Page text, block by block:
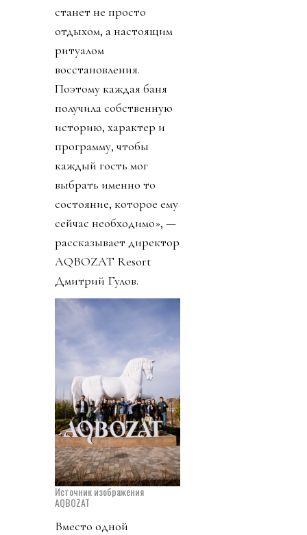
станет не просто
отдыхом, а настоящим
ритуалом
восстановления.
Поэтому каждая баня
получила собственную
историю, характер и
программу, чтобы
каждый гость мог
выбрать именно то
состояние, которое ему
сейчас необходимо», —
рассказывает директор
AQBOZAT Resort
Дмитрий Гулов.
Источник изображения
AQBOZAT
Вместо одной